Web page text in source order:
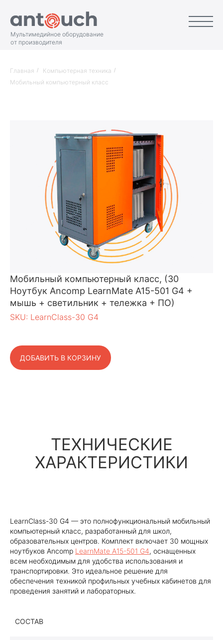
Мультимедийное оборудование
от производителя
Главная / Компьютерная техника /
Мобильный компьютерный класс
Мобильный компьютерный класс, (30
Ноутбук Ancomp LearnMate A15-501 G4 +
мышь + светильник + тележка + ПО)
SKU: LearnClass-30 G4
ДОБАВИТЬ В КОРЗИНУ
ТЕХНИЧЕСКИЕ
ХАРАКТЕРИСТИКИ
LearnClass-30 G4 — это полнофункциональный мобильный
компьютерный класс, разработанный для школ,
образовательных центров. Комплект включает 30 мощных
ноутбуков Ancomp LearnMate A15-501 G4, оснащенных
всем необходимым для удобства использования и
транспортировки. Это идеальное решение для
обеспечения техникой профильных учебных кабинетов для
проведения занятий и лабораторных.
СОСТАВ